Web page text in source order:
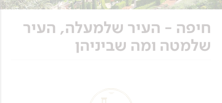
חיפה - העיר שלמעלה, העיר
שלמטה ומה שביניהן